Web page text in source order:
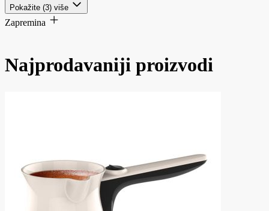
Pokažite (3) više
Zapremina
Najprodavaniji proizvodi